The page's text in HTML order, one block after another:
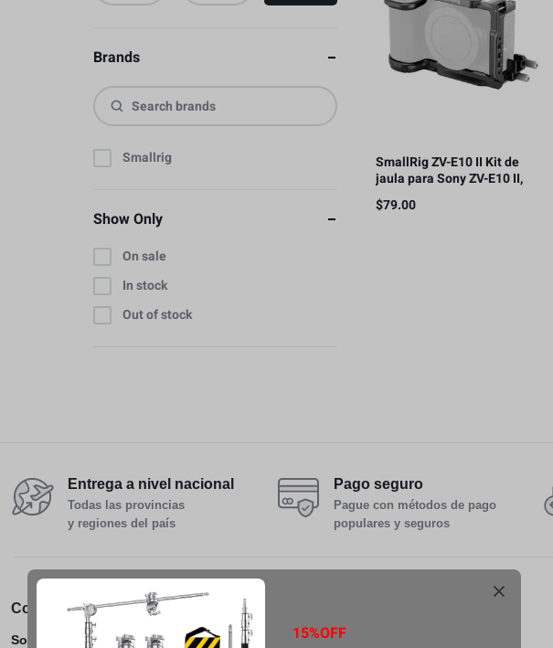
SmallRig ZV-E10 II Kit de
jaula para Sony ZV-E10 II,
4867
$79.00
Brands
Smallrig
Show Only
On sale
In stock
Out of stock
Entrega a nivel nacional
Todas las provincias
y regiones del país
Pago seguro
Pague con métodos de pago
populares y seguros
Conócenos
Sobre Nosotros
Servicio al Cliente
Ayuda 15%OFF